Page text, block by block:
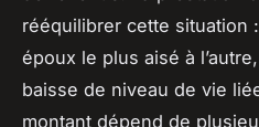
rééquilibrer cette situation
époux le plus aisé à
baisse de niveau de vie
montant dépend de